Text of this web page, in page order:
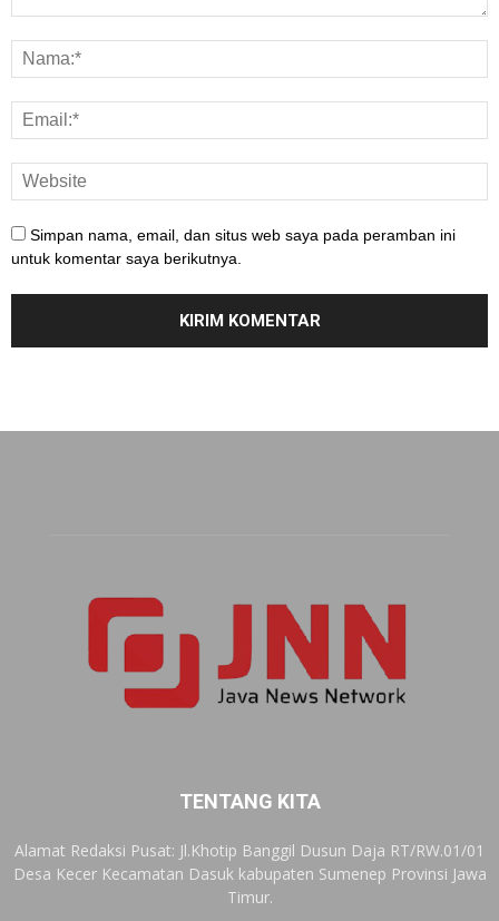
Simpan nama, email, dan situs web saya pada peramban ini
untuk komentar saya berikutnya.
TENTANG KITA
Alamat Redaksi Pusat: Jl.Khotip Banggil Dusun Daja RT/RW.01/01
Desa Kecer Kecamatan Dasuk kabupaten Sumenep Provinsi Jawa
Timur.